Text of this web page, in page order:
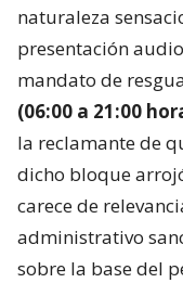
naturaleza
presentación
mandato de
(06:00 a 21:00
la reclamante de
dicho bloque
carece de
administrativo
sobre la base del